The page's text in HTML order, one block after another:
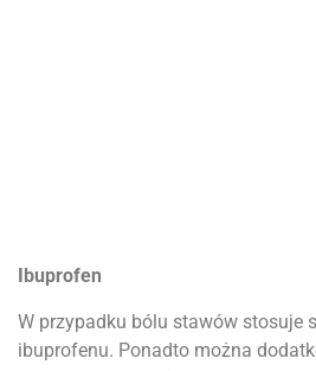
Ibuprofen
W przypadku bólu stawów stosuje
ibuprofenu. Ponadto można